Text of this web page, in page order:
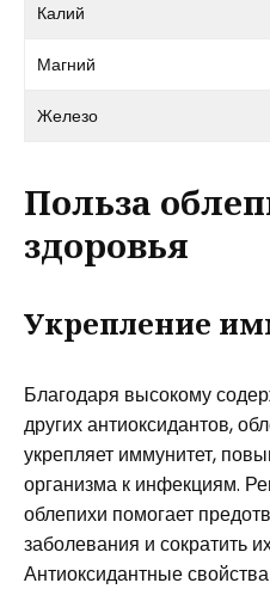
Калий
Магний
Железо
Польза
здоровья
Укрепление
Благодаря высокому
других антиоксидантов,
укрепляет иммунитет,
организма к инфекциям.
облепихи помогает
заболевания и сократить
Антиоксидантные